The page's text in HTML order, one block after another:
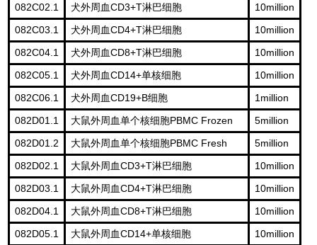
082C02.1
犬外周血CD3+T淋巴细胞
10million
082C03.1
犬外周血CD4+T淋巴细胞
10million
082C04.1
犬外周血CD8+T淋巴细胞
10million
082C05.1
犬外周血CD14+单核细胞
10million
082C06.1
犬外周血CD19+B细胞
1million
082D01.1
大鼠外周血单个核细胞PBMC Frozen
5million
082D01.2
大鼠外周血单个核细胞PBMC Fresh
5million
082D02.1
大鼠外周血CD3+T淋巴细胞
10million
082D03.1
大鼠外周血CD4+T淋巴细胞
10million
082D04.1
大鼠外周血CD8+T淋巴细胞
10million
082D05.1
大鼠外周血CD14+单核细胞
10million